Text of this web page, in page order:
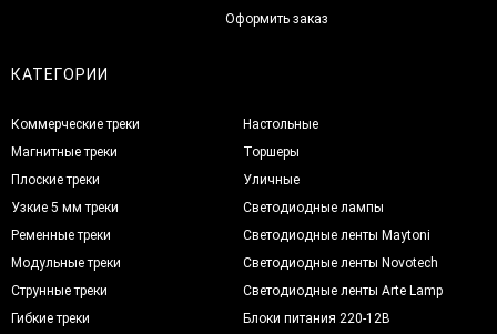
Оформить заказ
КАТЕГОРИИ
Коммерческие треки
Магнитные треки
Плоские треки
Узкие 5 мм треки
Ременные треки
Модульные треки
Струнные треки
Гибкие треки
Настольные
Торшеры
Уличные
Светодиодные лампы
Светодиодные ленты Maytoni
Светодиодные ленты Novotech
Светодиодные ленты Arte Lamp
Блоки питания 220-12В